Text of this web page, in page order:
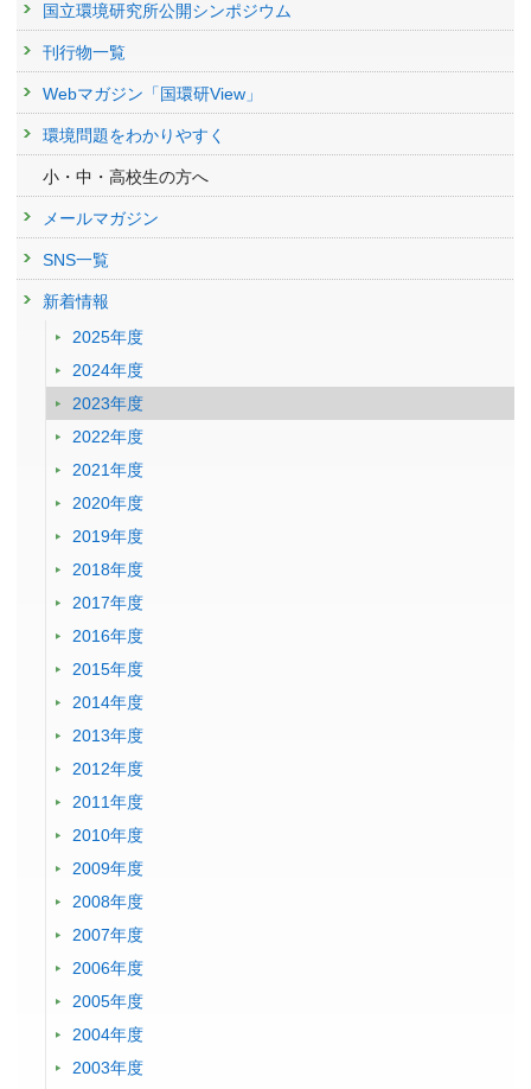
国立環境研究所公開シンポジウム
刊行物一覧
Webマガジン「国環研View」
環境問題をわかりやすく
小・中・高校生の方へ
メールマガジン
SNS一覧
新着情報
2025年度
2024年度
2023年度
2022年度
2021年度
2020年度
2019年度
2018年度
2017年度
2016年度
2015年度
2014年度
2013年度
2012年度
2011年度
2010年度
2009年度
2008年度
2007年度
2006年度
2005年度
2004年度
2003年度